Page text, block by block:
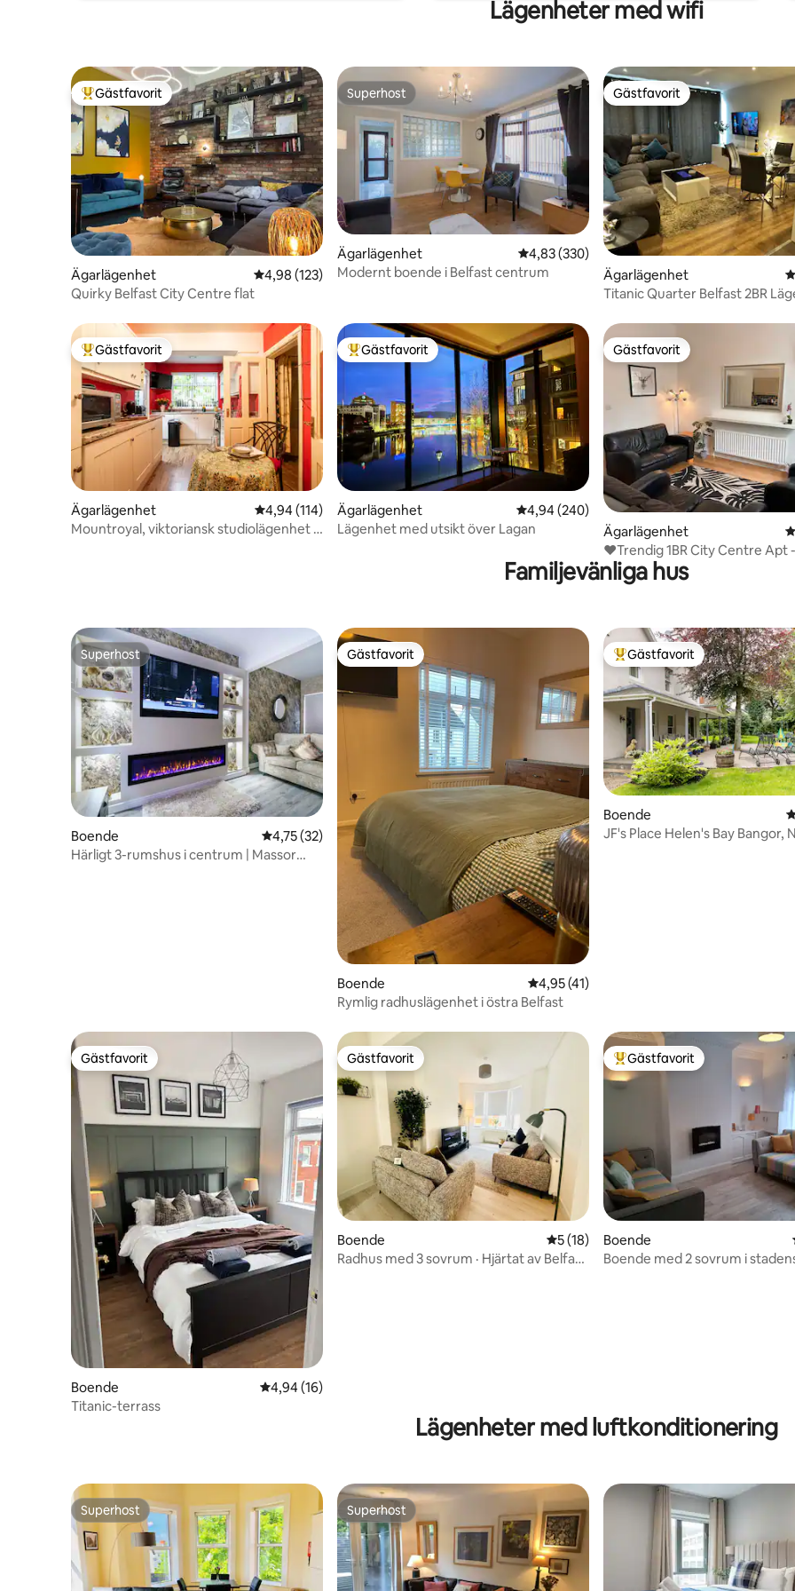
Lägenheter med wifi
Populär gästfavorit
Gästfavorit
Ägarlägenhet 4,98 av 5 i genomsnittligt betyg, 123 omdömen
4,98 (123)
Quirky Belfast City Centre flat
Superhost
Superhost
Ägarlägenhet 4,83 av 5 i genomsnittligt betyg, 330
4,83 (330)
Modernt boende i Belfast centrum
Gästfavorit
Gästfavorit
Ägarlägenhet
Titanic Quarter Belfast 2BR
Populär gästfavorit
Gästfavorit
Ägarlägenhet 4,94 av 5 i genomsnittligt betyg, 114 omdömen
4,94 (114)
Mountroyal, viktoriansk studiolägenhet 1
Populär gästfavorit
Gästfavorit
Ägarlägenhet 4,94 av 5 i genomsnittligt betyg, 240
4,94 (240)
Lägenhet med utsikt över Lagan
Gästfavorit
Gästfavorit
Ägarlägenhet
❤️Trendig 1BR City Centre Apt
& Sparkling!
Familjevänliga hus
Superhost
Superhost
Boende 4,75 av 5 i genomsnittligt betyg, 32 omdömen
4,75 (32)
Härligt 3-rumshus i centrum | Massor
Gästfavorit
Gästfavorit
Boende 4,95 av 5 i genomsnittligt betyg, 41
4,95 (41)
Rymlig radhuslägenhet i östra Belfast
Populär gästfavorit
Gästfavorit
Boende
JF's Place Helen's Bay Bangor,
Gästfavorit
Gästfavorit
Boende 4,94 av 5 i genomsnittligt betyg, 16 omdömen
4,94 (16)
Titanic-terrass
Gästfavorit
Gästfavorit
Boende 5 av 5 i genomsnittligt betyg, 18
5 (18)
Radhus med 3 sovrum · Hjärtat av Belfast
Populär gästfavorit
Gästfavorit
Boende
Boende med 2 sovrum i
Lägenheter med luftkonditionering
Superhost
Superhost Superhost
Superhost